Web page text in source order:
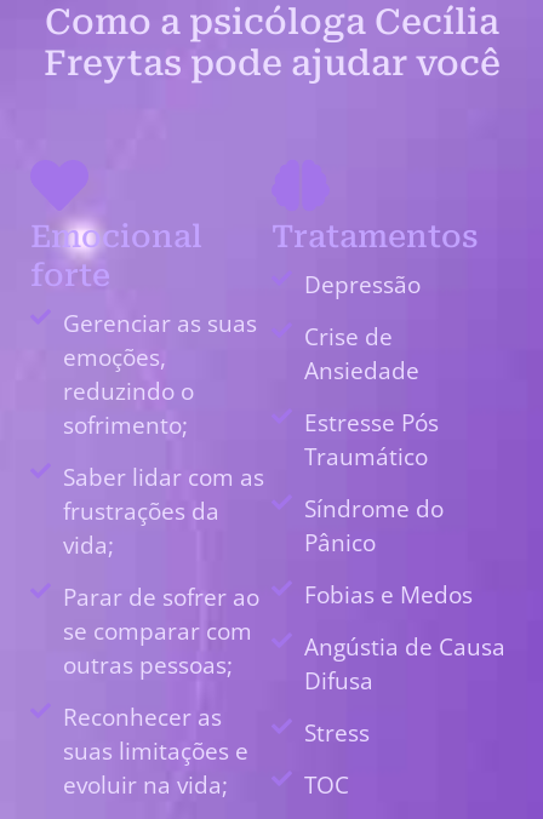
Como a psicóloga Cecília
Freytas pode ajudar você
Emocional
forte
Gerenciar as suas
emoções,
reduzindo o
sofrimento;
Saber lidar com as
frustrações da
vida;
Parar de sofrer ao
se comparar com
outras pessoas;
Reconhecer as
suas limitações e
evoluir na vida;
Tratamentos
Depressão
Crise de
Ansiedade
Estresse Pós
Traumático
Síndrome do
Pânico
Fobias e Medos
Angústia de Causa
Difusa
Stress
TOC